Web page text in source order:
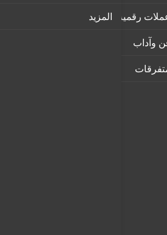
رقمية
وآداب
المزيد
: الرحلات
ستجعل
التركية"
الأبيض